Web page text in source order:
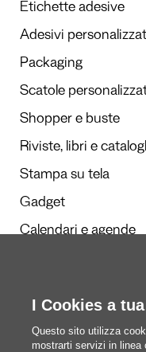
Etichette adesive
Adesivi
Packaging
Scatole
Shopper e buste
Riviste, libri e
Stampa su tela
Gadget
Calendari e agende
I Cookies a
Questo sito utilizza
mostrarti servizi in linea